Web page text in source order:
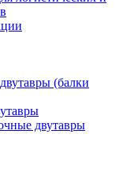
(балки
двутавры